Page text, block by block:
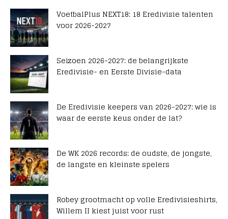
VoetbalPlus NEXT18: 18 Eredivisie talenten
voor 2026-2027
Seizoen 2026-2027: de belangrijkste
Eredivisie- en Eerste Divisie-data
De Eredivisie keepers van 2026-2027: wie is
waar de eerste keus onder de lat?
De WK 2026 records: de oudste, de jongste,
de langste en kleinste spelers
Robey grootmacht op volle Eredivisieshirts,
Willem II kiest juist voor rust